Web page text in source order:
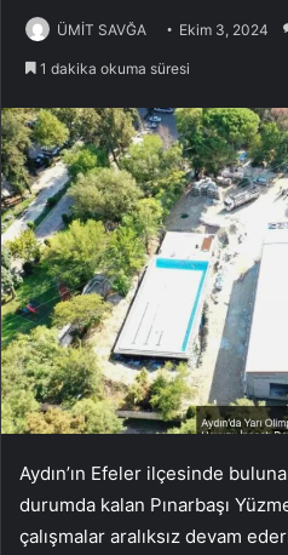
ÜMİT SAVĞA Ekim 3, 2024
1 dakika okuma süresi
Aydın’ın Efeler ilçesinde
durumda kalan Pınarbaşı
çalışmalar aralıksız devam